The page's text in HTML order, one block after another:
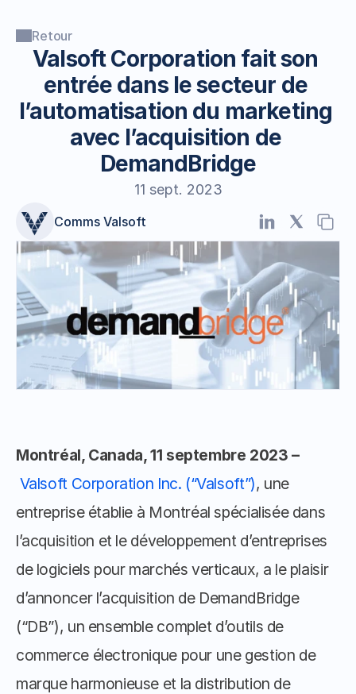
Valsoft Corporation fait son
entrée dans le secteur de
l’automatisation du marketing
avec l’acquisition de
DemandBridge
11 sept. 2023
Comms Valsoft
Retour
Montréal, Canada, 11 septembre 2023 –
Valsoft Corporation Inc. (“Valsoft”), une
entreprise établie à Montréal spécialisée dans
l’acquisition et le développement d’entreprises
de logiciels pour marchés verticaux, a le plaisir
d’annoncer l’acquisition de DemandBridge
(“DB”), un ensemble complet d’outils de
commerce électronique pour une gestion de
marque harmonieuse et la distribution de